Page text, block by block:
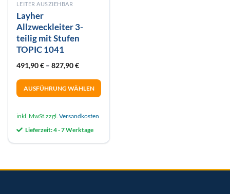
LEITER AUSZIEHBAR
Layher
Allzweckleiter 3-
teilig mit Stufen
TOPIC 1041
491,90€– 827,90€
AUSFÜHRUNG WÄHLEN
Produkt
mehrere
Varianten
inkl. MwSt.zzgl. Versandkosten
Lieferzeit:4 - 7 Werktage